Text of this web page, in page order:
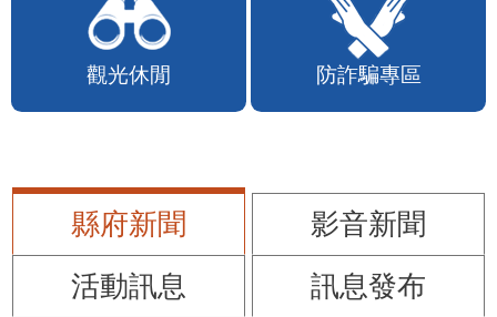
觀光休閒 防詐騙專區
縣府新聞
影音新聞
活動訊息
訊息發布